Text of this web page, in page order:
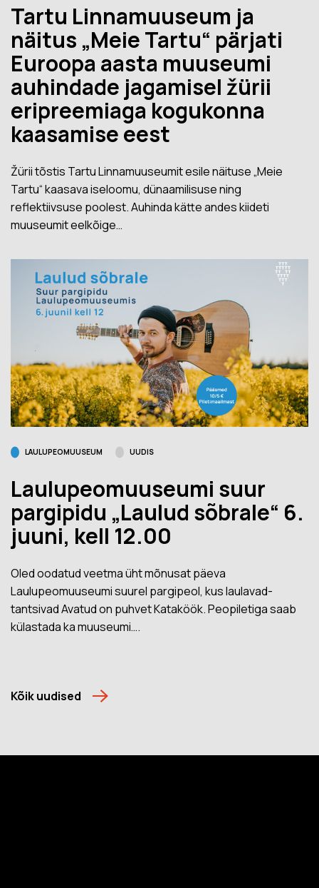
Tartu Linnamuuseum ja
näitus „Meie Tartu“ pärjati
Euroopa aasta muuseumi
auhindade jagamisel žürii
eripreemiaga kogukonna
kaasamise eest
Žürii tõstis Tartu Linnamuuseumit esile näituse „Meie
Tartu“ kaasava iseloomu, dünaamilisuse ning
reflektiivsuse poolest. Auhinda kätte andes kiideti
muuseumit eelkõige…
LAULUPEOMUUSEUM UUDIS
Laulupeomuuseumi suur
pargipidu „Laulud sõbrale“ 6.
juuni, kell 12.00
Oled oodatud veetma üht mõnusat päeva
Laulupeomuuseumi suurel pargipeol, kus laulavad-
tantsivad Avatud on puhvet Kataköök. Peopiletiga saab
külastada ka muuseumi….
Kõik uudised